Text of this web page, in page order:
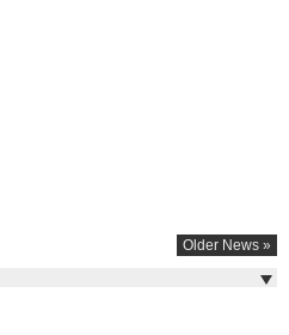
Older News »